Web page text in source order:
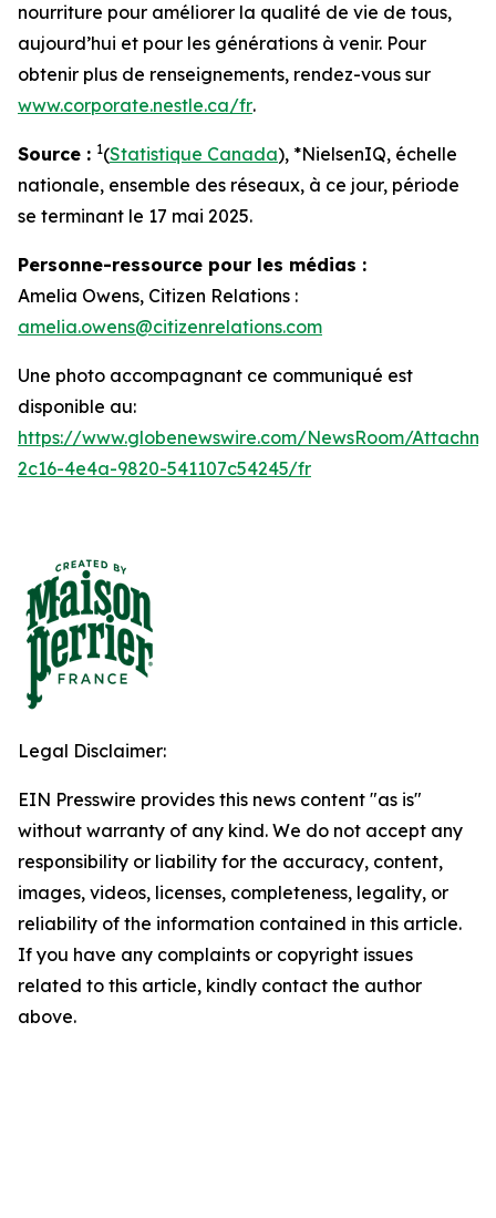
nourriture pour améliorer la qualité de vie de tous,
aujourd’hui et pour les générations à venir. Pour
obtenir plus de renseignements, rendez-vous sur
www.corporate.nestle.ca/fr.
Source : 1(Statistique Canada), *NielsenIQ, échelle
nationale, ensemble des réseaux, à ce jour, période
se terminant le 17 mai 2025.
Personne-ressource pour les médias :
Amelia Owens, Citizen Relations :
amelia.owens@citizenrelations.com
Une photo accompagnant ce communiqué est
disponible au:
https://www.globenewswire.com/NewsRoom/
2c16-4e4a-9820-541107c54245/fr
Legal Disclaimer:
EIN Presswire provides this news content "as is"
without warranty of any kind. We do not accept any
responsibility or liability for the accuracy, content,
images, videos, licenses, completeness, legality, or
reliability of the information contained in this article.
If you have any complaints or copyright issues
related to this article, kindly contact the author
above.